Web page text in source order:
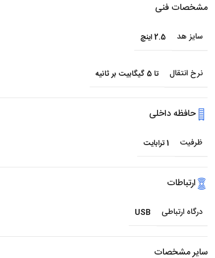
مشخصات فنی
سایز هد 2.5 اینچ
نرخ انتقال تا 5 گیگابیت بر ثانیه
حافظه داخلی
ظرفیت 1 ترابایت
ارتباطات
درگاه ارتباطی USB
سایر مشخصات